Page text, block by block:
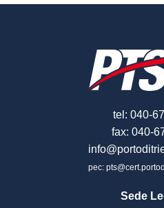
tel: 040-
fax: 040-
pec:
Sede